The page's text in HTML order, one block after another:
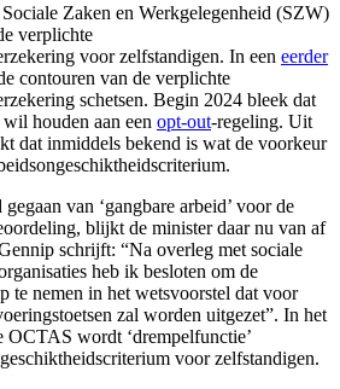
Zaken en Werkgelegenheid (SZW)
verplichte
voor zelfstandigen. In een eerder
contouren van de verplichte
schetsen. Begin 2024 bleek dat
houden aan een opt-out-regeling. Uit
dat inmiddels bekend is wat de voorkeur
van ‘gangbare arbeid’ voor de
blijkt de minister daar nu van af
schrijft: “Na overleg met sociale
heb ik besloten om de
te nemen in het wetsvoorstel dat voor
zal worden uitgezet”. In het
OCTAS wordt ‘drempelfunctie’
voor zelfstandigen.